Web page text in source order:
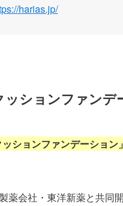
harias.jp/
ッションファンデ
ションファンデーション」
薬会社・東洋新薬と共同